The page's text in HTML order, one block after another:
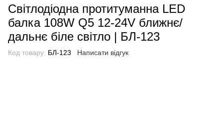
Світлодіодна протитуманна LED
балка 108W Q5 12-24V ближнє/
дальнє біле світло | БЛ-123
Код товару: БЛ-123 Написати відгук